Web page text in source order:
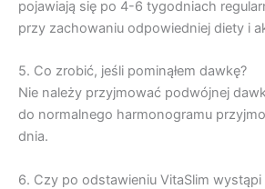
pojawiają się po 4-6 tygodniach
przy zachowaniu odpowiedniej diety i
5. Co zrobić, jeśli pominąłem dawkę?
Nie należy przyjmować podwójnej
do normalnego harmonogramu
dnia.
6. Czy po odstawieniu VitaSlim wystąpi